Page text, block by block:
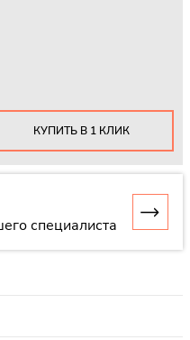
КУПИТЬ В 1 КЛИК
специалиста